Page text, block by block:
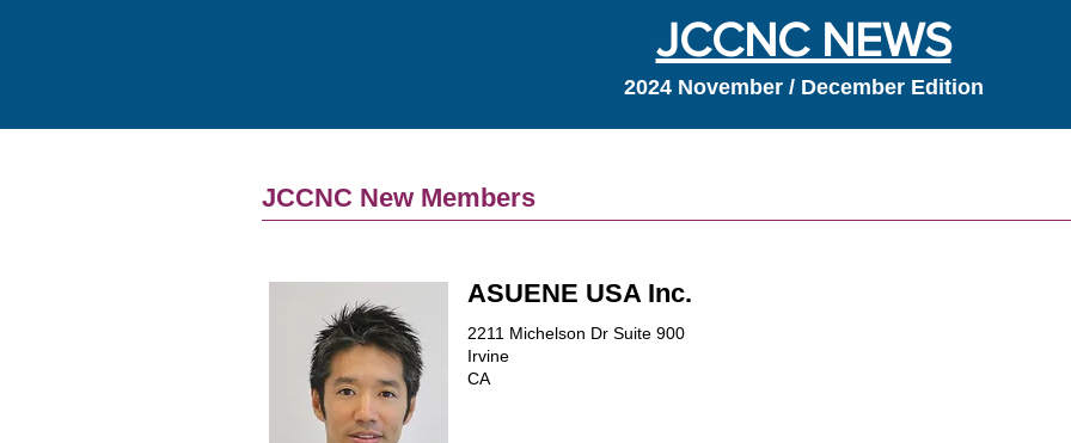
JCCNC NEWS
2024 November / December Edition
JCCNC New Members
ASUENE USA Inc.
2211 Michelson Dr Suite 900
Irvine
CA